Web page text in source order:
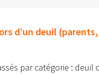
d’un deuil
par catégorie : deuil